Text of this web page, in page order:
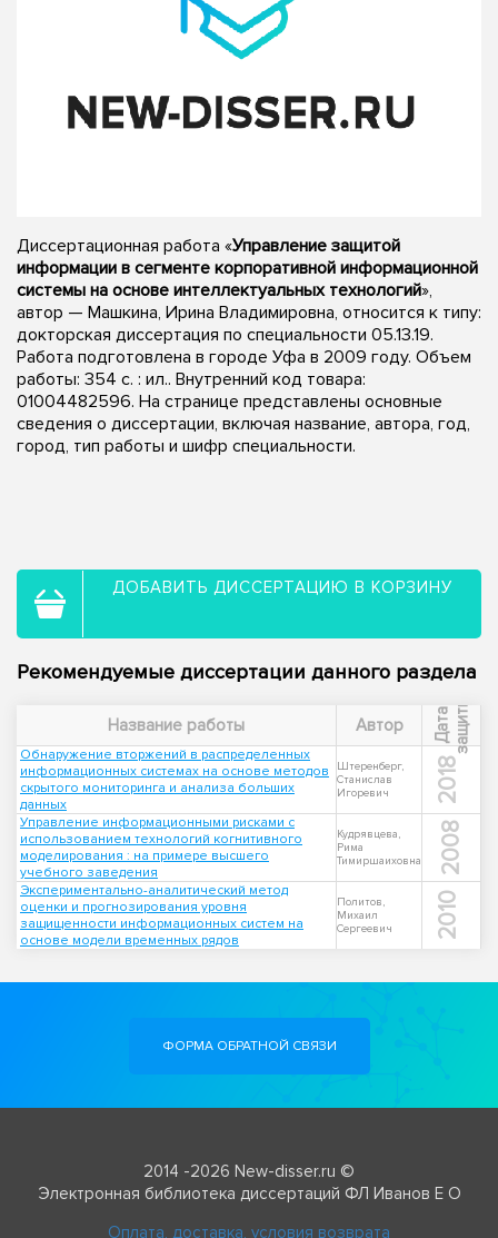
Диссертационная работа «Управление защитой
информации в сегменте корпоративной информационной
системы на основе интеллектуальных технологий»,
автор — Машкина, Ирина Владимировна, относится к типу:
докторская диссертация по специальности 05.13.19.
Работа подготовлена в городе Уфа в 2009 году. Объем
работы: 354 с. : ил.. Внутренний код товара:
01004482596. На странице представлены основные
сведения о диссертации, включая название, автора, год,
город, тип работы и шифр специальности.
ДОБАВИТЬ ДИССЕРТАЦИЮ В КОРЗИНУ
Рекомендуемые диссертации данного раздела
Название работы Автор Д
а
т
а
з
а
щ
и
т ы
Обнаружение вторжений в распределенных
информационных системах на основе методов
скрытого мониторинга и анализа больших
данных
Штеренберг,
Станислав
Игоревич
2018
Управление информационными рисками с
использованием технологий когнитивного
моделирования : на примере высшего
учебного заведения
Кудрявцева,
Рима
Тимиршаиховна
2008
Экспериментально-аналитический метод
оценки и прогнозирования уровня
защищенности информационных систем на
основе модели временных рядов
Политов,
Михаил
Сергеевич
2010
ФОРМА ОБРАТНОЙ СВЯЗИ
2014 -2026 New-disser.ru ©
Электронная библиотека диссертаций ФЛ Иванов Е О
Оплата, доставка, условия возврата